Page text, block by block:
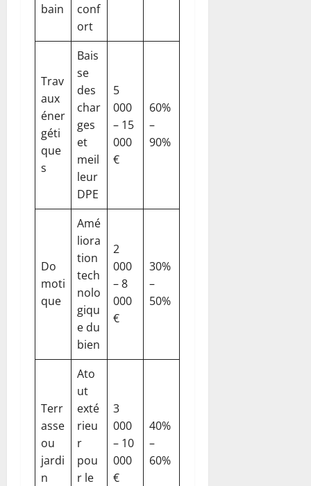
bain
conf
ort
Trav
aux
éner
géti
que
s
Bais
se
des
char
ges
et
meil
leur
DPE
5
000
– 15
000
€
60%
–
90%
Do
moti
que
Amé
liora
tion
tech
nolo
giqu
e du
bien
2
000
– 8
000
€
30%
–
50%
Terr
asse
ou
jardi
n
Ato
ut
exté
rieu
r
pou
r le
3
000
– 10
000
€
40%
–
60%